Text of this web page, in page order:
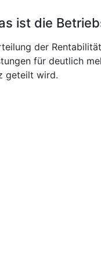
ist die
der
für deutlich
geteilt wird.